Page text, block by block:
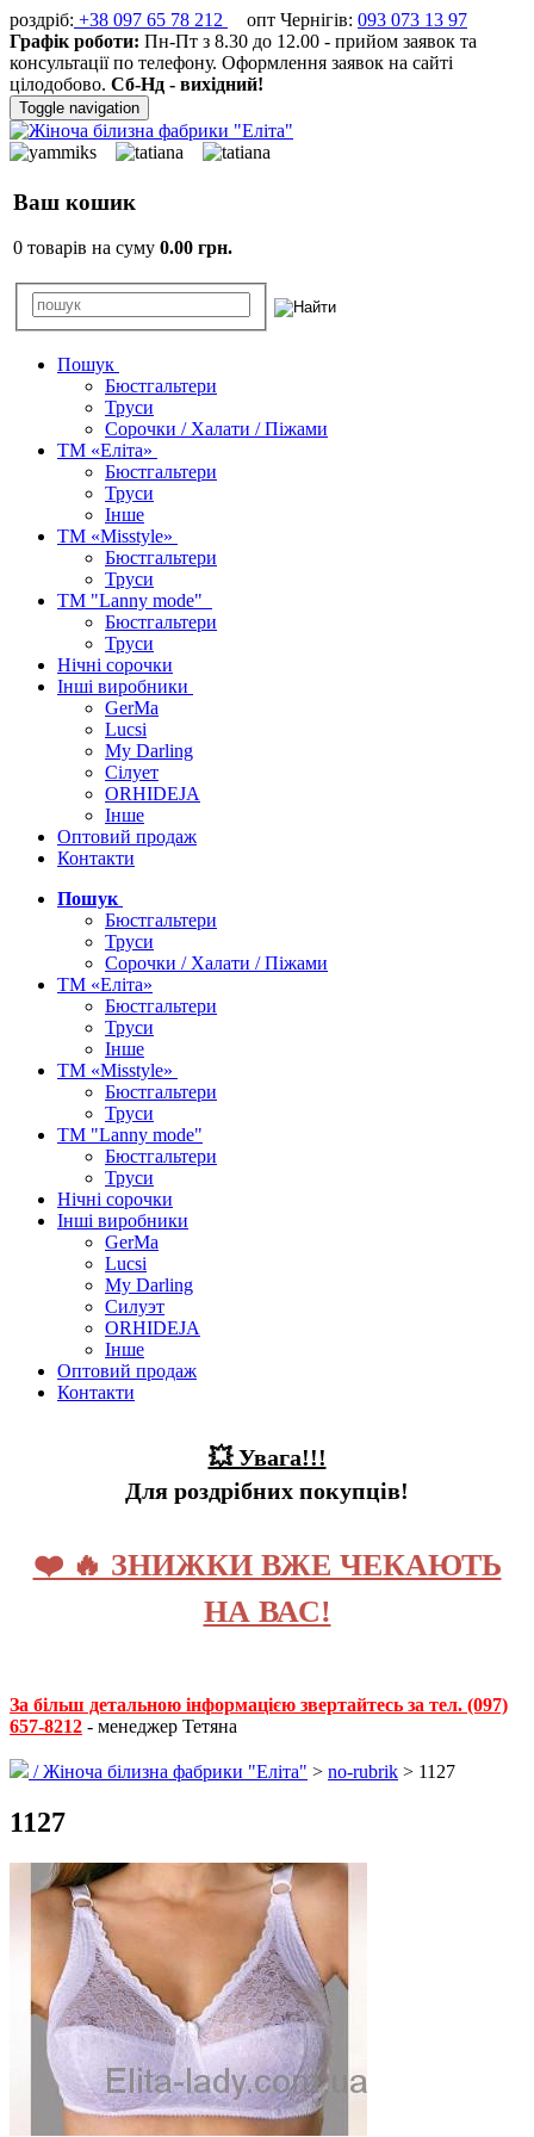
роздріб: +38 097 65 78 212 опт Чернігів: 093 073 13 97
Графік роботи: Пн-Пт з 8.30 до 12.00 - прийом заявок та
консультації по телефону. Оформлення заявок на сайті
цілодобово. Сб-Нд - вихідний!
Toggle navigation
Ваш кошик
0 товарів на суму 0.00 грн.
Пошук
Бюстгальтери
Труси
Сорочки / Халати / Піжами
ТМ «Еліта»
Бюстгальтери
Труси
Інше
ТМ «Misstyle»
Бюстгальтери
Труси
ТМ "Lanny mode"
Бюстгальтери
Труси
Нічні сорочки
Інші виробники
GerMa
Lucsi
My Darling
Сілует
ORHIDEJA
Інше
Оптовий продаж
Контакти
Пошук
Бюстгальтери
Труси
Сорочки / Халати / Піжами
ТМ «Еліта»
Бюстгальтери
Труси
Інше
ТМ «Misstyle»
Бюстгальтери
Труси
ТМ "Lanny mode"
Бюстгальтери
Труси
Нічні сорочки
Інші виробники
GerMa
Lucsi
My Darling
Силуэт
ORHIDEJA
Інше
Оптовий продаж
Контакти
💥 Увага!!!
Для роздрібних покупців!
❤️ 🔥 ЗНИЖКИ ВЖЕ ЧЕКАЮТЬ
НА ВАС!
За більш детальною інформацією звертайтесь за тел. (097)
657-8212 - менеджер Тетяна
/Жіноча білизна фабрики "Еліта" > no-rubrik > 1127
1127